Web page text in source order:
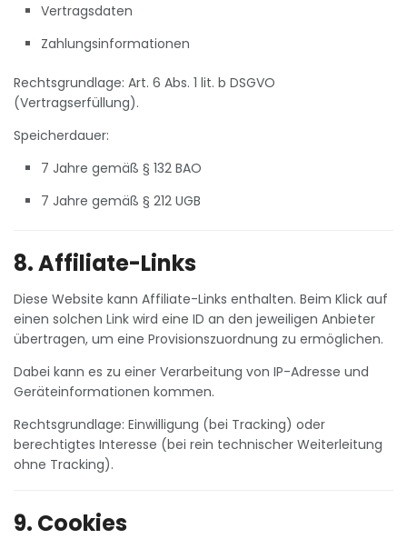
Vertragsdaten
Zahlungsinformationen
Rechtsgrundlage: Art. 6 Abs. 1 lit. b DSGVO
(Vertragserfüllung).
Speicherdauer:
7 Jahre gemäß § 132 BAO
7 Jahre gemäß § 212 UGB
8. Affiliate-Links
Diese Website kann Affiliate-Links enthalten. Beim Klick auf
einen solchen Link wird eine ID an den jeweiligen Anbieter
übertragen, um eine Provisionszuordnung zu ermöglichen.
Dabei kann es zu einer Verarbeitung von IP-Adresse und
Geräteinformationen kommen.
Rechtsgrundlage: Einwilligung (bei Tracking) oder
berechtigtes Interesse (bei rein technischer Weiterleitung
ohne Tracking).
9. Cookies